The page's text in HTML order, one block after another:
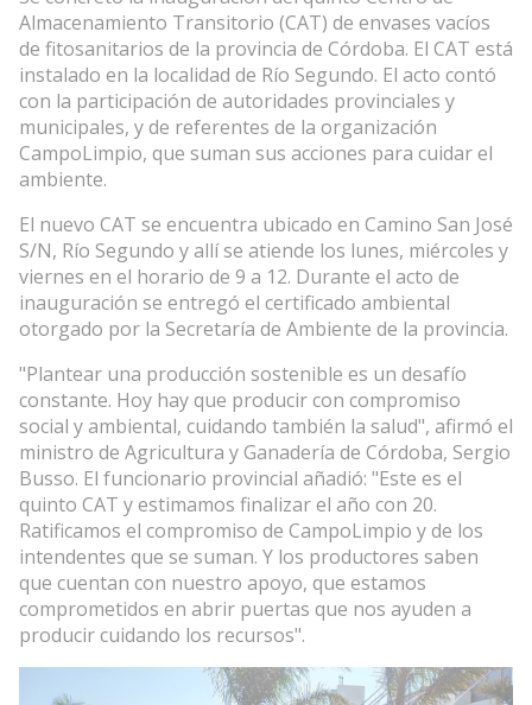
Almacenamiento Transitorio (CAT) de envases vacíos
de fitosanitarios de la provincia de Córdoba. El CAT está
instalado en la localidad de Río Segundo. El acto contó
con la participación de autoridades provinciales y
municipales, y de referentes de la organización
CampoLimpio, que suman sus acciones para cuidar el
ambiente.
El nuevo CAT se encuentra ubicado en Camino San José
S/N, Río Segundo y allí se atiende los lunes, miércoles y
viernes en el horario de 9 a 12. Durante el acto de
inauguración se entregó el certificado ambiental
otorgado por la Secretaría de Ambiente de la provincia.
"Plantear una producción sostenible es un desafío
constante. Hoy hay que producir con compromiso
social y ambiental, cuidando también la salud", afirmó el
ministro de Agricultura y Ganadería de Córdoba, Sergio
Busso. El funcionario provincial añadió: "Este es el
quinto CAT y estimamos finalizar el año con 20.
Ratificamos el compromiso de CampoLimpio y de los
intendentes que se suman. Y los productores saben
que cuentan con nuestro apoyo, que estamos
comprometidos en abrir puertas que nos ayuden a
producir cuidando los recursos".